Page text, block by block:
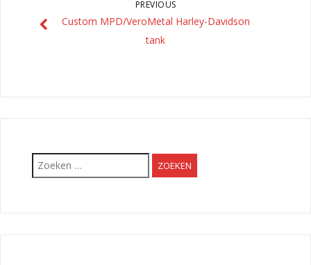
PREVIOUS
Custom MPD/VeroMetal Harley-Davidson
tank
Zoeken
naar: